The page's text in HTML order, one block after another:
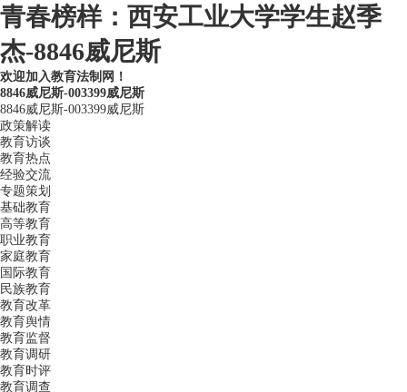
青春榜样：西安工业大学学生赵季
杰-8846威尼斯
欢迎加入教育法制网！
8846威尼斯-003399威尼斯
8846威尼斯-003399威尼斯
政策解读
教育访谈
教育热点
经验交流
专题策划
基础教育
高等教育
职业教育
家庭教育
国际教育
民族教育
教育改革
教育舆情
教育监督
教育调研
教育时评
教育调查